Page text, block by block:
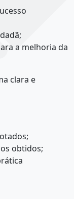
a melhoria da
clara e
obtidos;